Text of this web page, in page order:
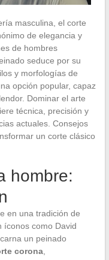
masculina, el corte
de elegancia y
de hombres
seduce por su
y morfologías de
opción popular, capaz
Dominar el arte
técnica, precisión y
actuales. Consejos
un corte clásico
hombre:
en una tradición de
íconos como David
un peinado
corona,